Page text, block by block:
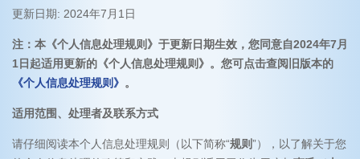
更新日期: 2024年7月1日
注：本《个人信息处理规则》于更新日期生效，您同意自2024年7月
1日起适用更新的《个人信息处理规则》。您可点击查阅旧版本的
《个人信息处理规则》 。
适用范围、处理者及联系方式
请仔细阅读本个人信息处理规则（以下简称“规则”），以了解关于您